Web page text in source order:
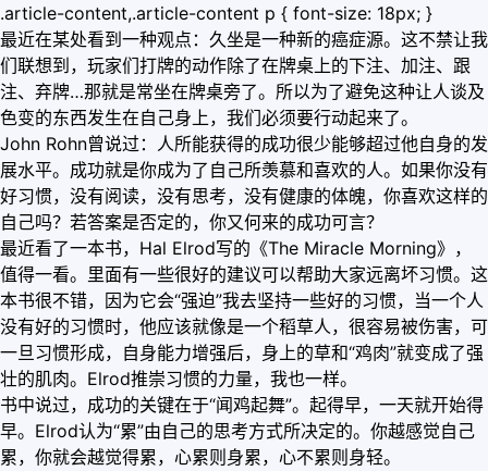
.article-content,.article-content p { font-size: 18px; }
最近在某处看到一种观点：久坐是一种新的癌症源。这不禁让我
们联想到，玩家们打牌的动作除了在牌桌上的下注、加注、跟
注、弃牌…那就是常坐在牌桌旁了。所以为了避免这种让人谈及
色变的东西发生在自己身上，我们必须要行动起来了。
John Rohn曾说过：人所能获得的成功很少能够超过他自身的发
展水平。成功就是你成为了自己所羡慕和喜欢的人。如果你没有
好习惯，没有阅读，没有思考，没有健康的体魄，你喜欢这样的
自己吗？若答案是否定的，你又何来的成功可言？
最近看了一本书，Hal Elrod写的《The Miracle Morning》，
值得一看。里面有一些很好的建议可以帮助大家远离坏习惯。这
本书很不错，因为它会“强迫”我去坚持一些好的习惯，当一个人
没有好的习惯时，他应该就像是一个稻草人，很容易被伤害，可
一旦习惯形成，自身能力增强后，身上的草和“鸡肉”就变成了强
壮的肌肉。Elrod推崇习惯的力量，我也一样。
书中说过，成功的关键在于“闻鸡起舞”。起得早，一天就开始得
早。Elrod认为“累”由自己的思考方式所决定的。你越感觉自己
累，你就会越觉得累，心累则身累，心不累则身轻。